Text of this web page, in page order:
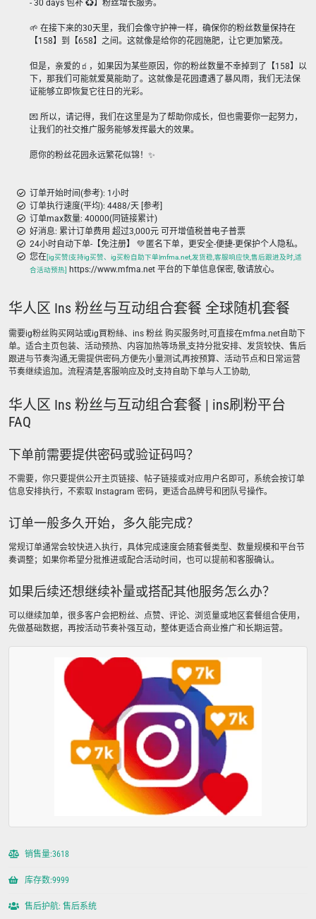
- 30 days 包补 ♻️】粉丝增长服务。
🌱 在接下来的30天里，我们会像守护神一样，确保你的粉丝数量保持在
【158】到【658】之间。这就像是给你的花园施肥，让它更加繁茂。
但是，亲爱的🧃，如果因为某些原因，你的粉丝数量不幸掉到了【158】以
下，那我们可能就爱莫能助了。这就像是花园遭遇了暴风雨，我们无法保
证能够立即恢复它往日的光彩。
💌 所以，请记得，我们在这里是为了帮助你成长，但也需要你一起努力，
让我们的社交推广服务能够发挥最大的效果。
愿你的粉丝花园永远繁花似锦！✨
订单开始时间(参考): 1小时
订单执行速度(平均): 4488/天 [参考]
订单max数量: 40000(同链接累计)
好消息: 累计订单费用 超过3,000元 可开增值税普电子普票
24小时自动下单-【免注册】 💚 匿名下单，更安全-便捷-更保护个人隐私。
您在[ig买赞|支持ig买赞、ig买粉自助下单|mfma.net,发货稳,客服响应快,售后跟进及时,适
合活动预热]
https://www.mfma.net 平台的下单信息保密, 敬请放心。
华人区 Ins 粉丝与互动组合套餐 全球随机套餐
需要ig粉丝购买网站或ig買粉絲、ins 粉丝 购买服务时,可直接在mfma.net自助下
单。适合主页包装、活动预热、内容加热等场景,支持分批安排、发货较快、售后
跟进与节奏沟通,无需提供密码,方便先小量测试,再按预算、活动节点和日常运营
节奏继续追加。流程清楚,客服响应及时,支持自助下单与人工协助,
华人区 Ins 粉丝与互动组合套餐 | ins刷粉平台
FAQ
下单前需要提供密码或验证码吗？
不需要，你只要提供公开主页链接、帖子链接或对应用户名即可，系统会按订单
信息安排执行，不索取 Instagram 密码，更适合品牌号和团队号操作。
订单一般多久开始，多久能完成？
常规订单通常会较快进入执行，具体完成速度会随套餐类型、数量规模和平台节
奏调整；如果你希望分批推进或配合活动时间，也可以提前和客服确认。
如果后续还想继续补量或搭配其他服务怎么办？
可以继续加单，很多客户会把粉丝、点赞、评论、浏览量或地区套餐组合使用，
先做基础数据，再按活动节奏补强互动，整体更适合商业推广和长期运营。
销售量:3618
库存数:9999
售后护航: 售后系统